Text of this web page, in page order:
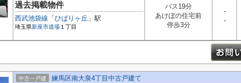
過去掲載物件
西武池袋線 「 ひばりヶ丘 」駅
埼玉県新座市道場 １丁目
バス19分
あけぼの住宅前
停歩3分
-
-
中古一戸建 練馬区南大泉4丁目中古戸建て